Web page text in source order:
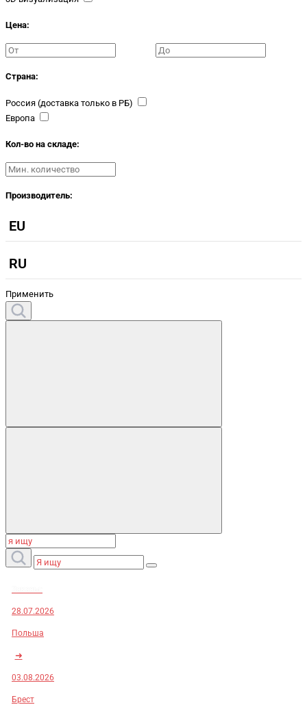
Цена:
Страна:
Россия (доставка только в РБ)
Европа
Кол-во на складе:
Производитель:
EU
RU
Применить
28.07.2026
Польша
➜
03.08.2026
Брест